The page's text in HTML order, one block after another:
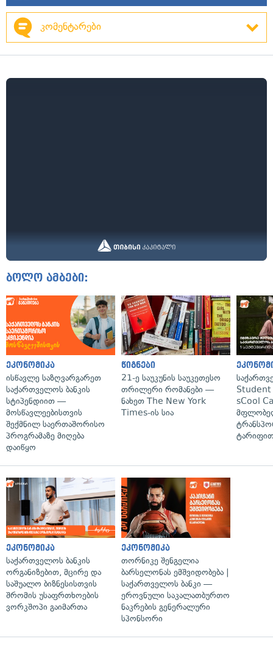
კომენტარები
ბოლო ამბები:
ეკონომიკა
ისწავლე საზღვარგარეთ
საქართველოს ბანკის
სტიპენდიით —
მოსწავლეებისთვის
შექმნილ საერთაშორისო
პროგრამაზე მიღება
დაიწყო
წიგნები
21-ე საუკუნის საუკეთესო
თრილერი რომანები —
ნახეთ The New York
Times-ის სია
Student
sCool
ეკონომიკა
საქართველოს ბანკის
ორგანიზებით, მცირე და
საშუალო ბიზნესისთვის
შრომის უსაფრთხოების
ვორკშოპი გაიმართა
ეკონომიკა
თორნიკე შენგელია
ბარსელონას ემშვიდობება |
საქართველოს ბანკი —
ეროვნული საკალათბურთო
ნაკრების გენერალური
სპონსორი